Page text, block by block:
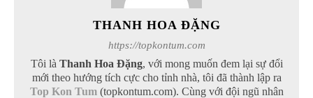
THANH HOA ĐẶNG
https://topkontum.com
Tôi là Thanh Hoa Đặng, với mong muốn đem lại sự đổi
mới theo hướng tích cực cho tỉnh nhà, tôi đã thành lập ra
Top Kon Tum(topkontum.com). Cùng với đội ngũ nhân